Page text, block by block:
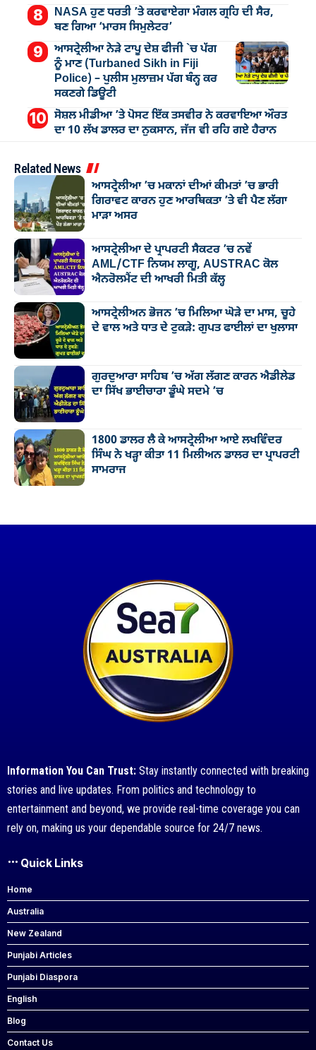
NASA ਹੁਣ ਧਰਤੀ ’ਤੇ ਕਰਵਾਏਗਾ ਮੰਗਲ ਗ੍ਰਹਿ ਦੀ ਸੈਰ,
ਬਣ ਗਿਆ ‘ਮਾਰਸ ਸਿਮੁਲੇਟਰ’
ਆਸਟ੍ਰੇਲੀਆ ਨੇੜੇ ਟਾਪੂ ਦੇਸ਼ ਫੀਜੀ `ਚ ਪੱਗ
ਨੂੰ ਮਾਣ (Turbaned Sikh in Fiji
Police) – ਪੁਲੀਸ ਮੁਲਾਜ਼ਮ ਪੱਗ ਬੰਨ੍ਹ ਕਰ
ਸਕਣਗੇ ਡਿਊਟੀ
ਸੋਸ਼ਲ ਮੀਡੀਆ ’ਤੇ ਪੋਸਟ ਇੱਕ ਤਸਵੀਰ ਨੇ ਕਰਵਾਇਆ ਔਰਤ
ਦਾ 10 ਲੱਖ ਡਾਲਰ ਦਾ ਨੁਕਸਾਨ, ਜੱਜ ਵੀ ਰਹਿ ਗਏ ਹੈਰਾਨ
Related News
ਆਸਟ੍ਰੇਲੀਆ ’ਚ ਮਕਾਨਾਂ ਦੀਆਂ ਕੀਮਤਾਂ ’ਚ ਭਾਰੀ
ਗਿਰਾਵਟ ਕਾਰਨ ਹੁਣ ਆਰਥਿਕਤਾ ’ਤੇ ਵੀ ਪੈਣ ਲੱਗਾ
ਮਾੜਾ ਅਸਰ
ਆਸਟ੍ਰੇਲੀਆ ਦੇ ਪ੍ਰਾਪਰਟੀ ਸੈਕਟਰ ’ਚ ਨਵੇਂ
AML/CTF ਨਿਯਮ ਲਾਗੂ, AUSTRAC ਕੋਲ
ਐਨਰੋਲਮੈਂਟ ਦੀ ਆਖਰੀ ਮਿਤੀ ਕੱਲ੍ਹ
ਆਸਟ੍ਰੇਲੀਅਨ ਭੋਜਨ ’ਚ ਮਿਲਿਆ ਘੋੜੇ ਦਾ ਮਾਸ, ਚੂਹੇ
ਦੇ ਵਾਲ ਅਤੇ ਧਾਤ ਦੇ ਟੁਕੜੇ: ਗੁਪਤ ਫਾਈਲਾਂ ਦਾ ਖੁਲਾਸਾ
ਗੁਰਦੁਆਰਾ ਸਾਹਿਬ ’ਚ ਅੱਗ ਲੱਗਣ ਕਾਰਨ ਐਡੀਲੇਡ
ਦਾ ਸਿੱਖ ਭਾਈਚਾਰਾ ਡੂੰਘੇ ਸਦਮੇ ’ਚ
1800 ਡਾਲਰ ਲੈ ਕੇ ਆਸਟ੍ਰੇਲੀਆ ਆਏ ਲਖਵਿੰਦਰ
ਸਿੰਘ ਨੇ ਖੜ੍ਹਾ ਕੀਤਾ 11 ਮਿਲੀਅਨ ਡਾਲਰ ਦਾ ਪ੍ਰਾਪਰਟੀ
ਸਾਮਰਾਜ
Information You Can Trust: Stay instantly connected with breaking
stories and live updates. From politics and technology to
entertainment and beyond, we provide real-time coverage you can
rely on, making us your dependable source for 24/7 news.
Quick Links
Home
Australia
New Zealand
Punjabi Articles
Punjabi Diaspora
English
Blog
Contact Us